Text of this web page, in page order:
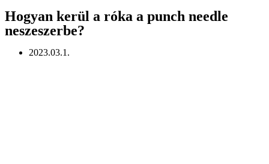
Hogyan kerül a róka a punch needle
neszeszerbe?
2023.03.1.